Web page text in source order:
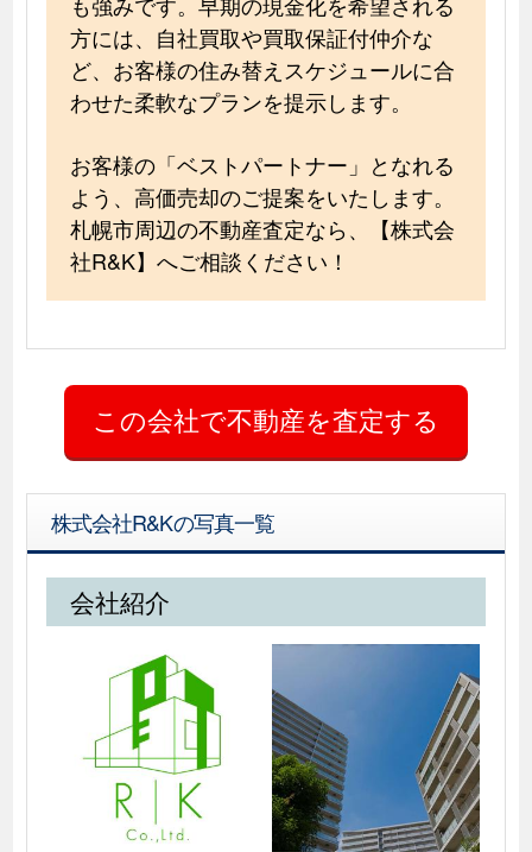
方には、自社買取や買取保証付仲介な
ど、お客様の住み替えスケジュールに合
わせた柔軟なプランを提示します。
お客様の「ベストパートナー」となれる
よう、高価売却のご提案をいたします。
札幌市周辺の不動産査定なら、【株式会
社R&K】へご相談ください！
株式会社R&Kの写真一覧
会社紹介